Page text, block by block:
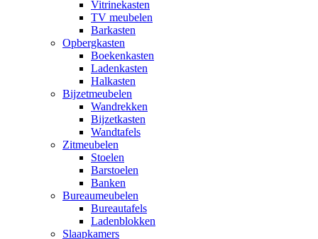
Vitrinekasten
TV meubelen
Barkasten
Opbergkasten
Boekenkasten
Ladenkasten
Halkasten
Bijzetmeubelen
Wandrekken
Bijzetkasten
Wandtafels
Zitmeubelen
Stoelen
Barstoelen
Banken
Bureaumeubelen
Bureautafels
Ladenblokken
Slaapkamers